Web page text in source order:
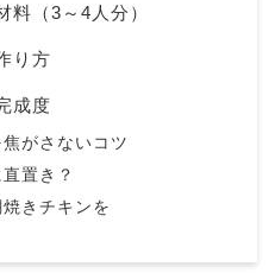
料（3～4人分）
り方
成度
がさないコツ
置き？
きチキンを